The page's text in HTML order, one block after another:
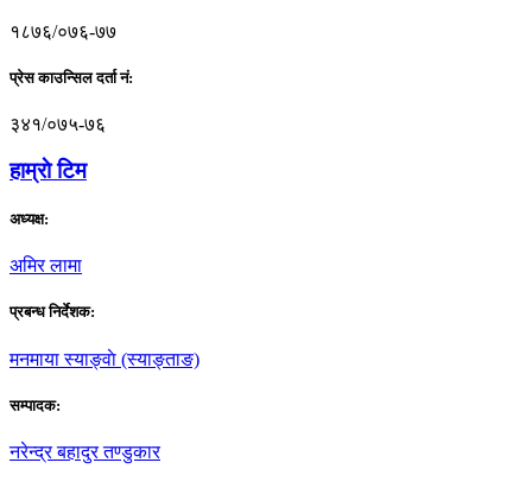
१८७६/०७६-७७
प्रेस काउन्सिल दर्ता नं:
३४१/०७५-७६
हाम्राे टिम
अध्यक्ष:
अमिर लामा
प्रबन्ध निर्देशक:
मनमाया स्याङ्वाे (स्याङ्ताङ)
सम्पादक:
नरेन्द्र बहादुर तण्डुकार